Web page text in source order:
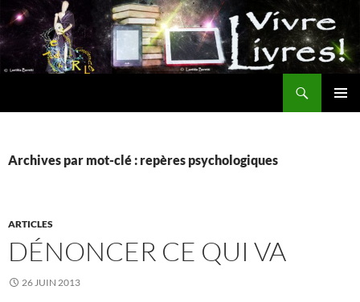
Aller
au
contenu
Archives par mot-clé : repères psychologiques
ARTICLES
DÉNONCER CE QUI VA
26 JUIN 2013